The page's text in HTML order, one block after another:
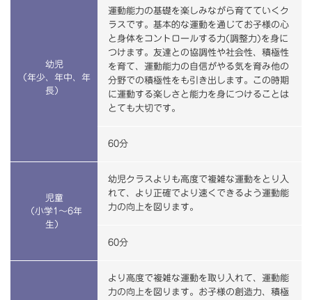
幼児
（年少、年中、年
長）
運動能力の基礎を楽しみながら育てていくク
ラスです。基本的な運動を通じてお子様の心
と身体をコントロールする力(調整力)を身に
つけます。友達との協調性や社会性、積極性
を育て、運動能力の自信がやる気を育み他の
分野での積極性をも引き出します。この時期
に運動する楽しさと能力を身につけることは
とても大切です。
60分
児童
（小学1～6年
生）
幼児クラスよりも高度で複雑な運動をとり入
れて、より正確でより速くできるよう運動能
力の向上を図ります。
60分
より高度で複雑な運動を取り入れて、運動能
力の向上を図ります。お子様の創造力、積極